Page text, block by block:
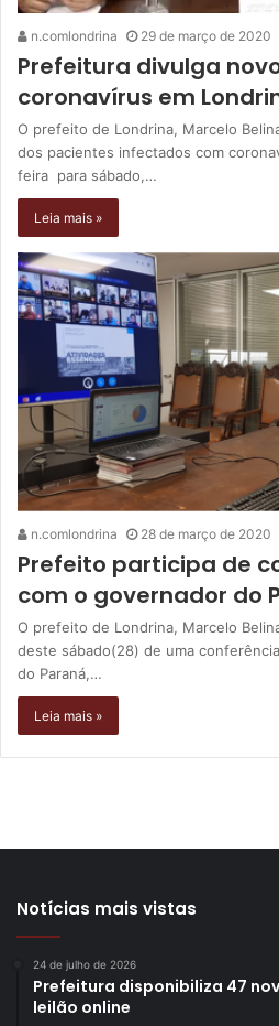
n.comlondrina 29 de março de 2020
Prefeitura divulga
coronavírus em
O prefeito de Londrina, Marcelo
dos pacientes infectados com
feira para sábado,…
Leia mais »
n.comlondrina 28 de março de 2020
Prefeito participa de
com o governador do
O prefeito de Londrina, Marcelo
deste sábado(28) de uma
do Paraná,…
Leia mais »
Notícias mais vistas
24 de julho de 2026
Prefeitura disponibiliza 47
leilão online